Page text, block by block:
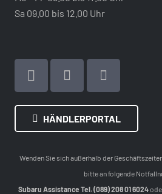
Sa 09.00 bis 12.00 Uhr
HÄNDLERPORTAL
Wenden Sie sich außerhalb der
bitte an folgende
Subaru Assistance Tel. (089) 208 01 6024